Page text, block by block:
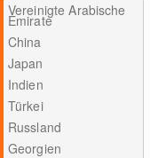
Vereinigte Arabische
Emirate
China
Japan
Indien
Türkei
Russland
Georgien